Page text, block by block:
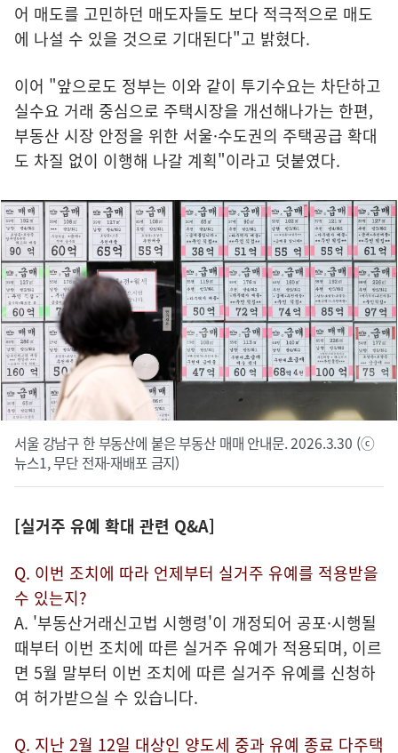
어 매도를 고민하던 매도자들도 보다 적극적으로 매도
에 나설 수 있을 것으로 기대된다"고 밝혔다.
이어 "앞으로도 정부는 이와 같이 투기수요는 차단하고
실수요 거래 중심으로 주택시장을 개선해나가는 한편,
부동산 시장 안정을 위한 서울·수도권의 주택공급 확대
도 차질 없이 이행해 나갈 계획"이라고 덧붙였다.
서울 강남구 한 부동산에 붙은 부동산 매매 안내문. 2026.3.30 (ⓒ
뉴스1, 무단 전재-재배포 금지)
[실거주 유예 확대 관련 Q&A]
Q. 이번 조치에 따라 언제부터 실거주 유예를 적용받을
수 있는지?
A. '부동산거래신고법 시행령'이 개정되어 공포·시행될
때부터 이번 조치에 따른 실거주 유예가 적용되며, 이르
면 5월 말부터 이번 조치에 따른 실거주 유예를 신청하
여 허가받으실 수 있습니다.
Q. 지난 2월 12일 대상인 양도세 중과 유예 종료 다주택